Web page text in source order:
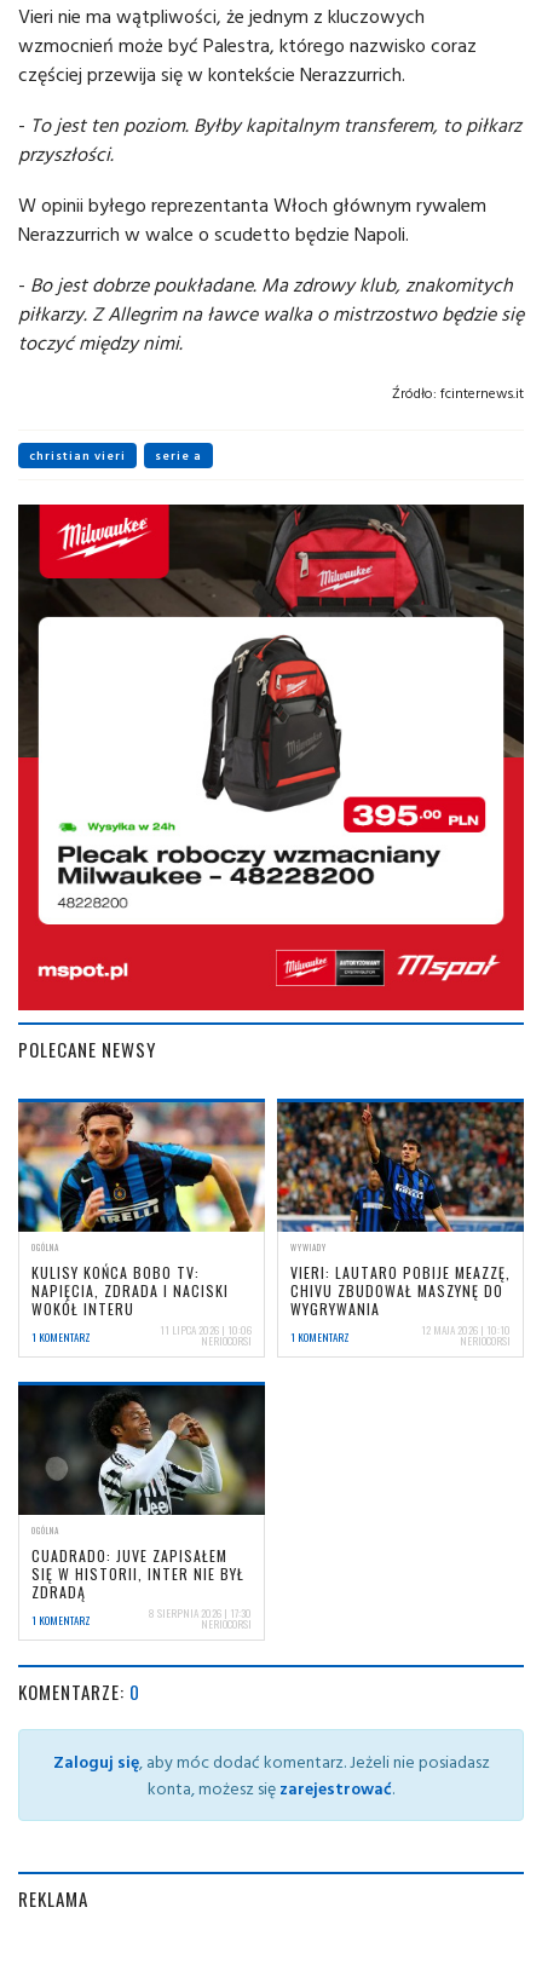
Vieri nie ma wątpliwości, że jednym z kluczowych
wzmocnień może być Palestra, którego nazwisko coraz
częściej przewija się w kontekście Nerazzurrich.
- To jest ten poziom. Byłby kapitalnym transferem, to piłkarz
przyszłości.
W opinii byłego reprezentanta Włoch głównym rywalem
Nerazzurrich w walce o scudetto będzie Napoli.
- Bo jest dobrze poukładane. Ma zdrowy klub, znakomitych
piłkarzy. Z Allegrim na ławce walka o mistrzostwo będzie się
toczyć między nimi.
Źródło: fcinternews.it
christian vieri serie a
POLECANE NEWSY
OGÓLNA
KULISY KOŃCA BOBO TV:
NAPIĘCIA, ZDRADA I NACISKI
WOKÓŁ INTERU
1 KOMENTARZ 11 LIPCA 2026 | 10:06
NERIOCORSI
WYWIADY
VIERI: LAUTARO POBIJE MEAZZĘ,
CHIVU ZBUDOWAŁ MASZYNĘ DO
WYGRYWANIA
1 KOMENTARZ 12 MAJA 2026 | 10:10
NERIOCORSI
OGÓLNA
CUADRADO: JUVE ZAPISAŁEM
SIĘ W HISTORII, INTER NIE BYŁ
ZDRADĄ
1 KOMENTARZ 8 SIERPNIA 2026 | 17:30
NERIOCORSI
KOMENTARZE: 0
Zaloguj się, aby móc dodać komentarz. Jeżeli nie posiadasz
konta, możesz sięzarejestrować.
REKLAMA